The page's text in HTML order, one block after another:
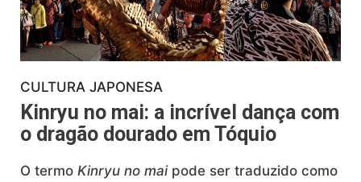
CULTURA JAPONESA
Kinryu no mai: a incrível dança com
o dragão dourado em Tóquio
O termo Kinryu no maipode ser traduzido como